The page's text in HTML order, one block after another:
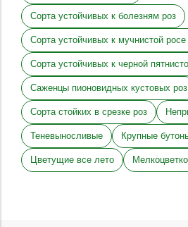
Сорта устойчивых к болезням роз
Сорта устойчивых к мучнистой росе
Сорта устойчивых к черной
Саженцы пионовидных кустовых роз
Сорта стойких в срезке роз
Теневыносливые Крупные
Цветущие все лето